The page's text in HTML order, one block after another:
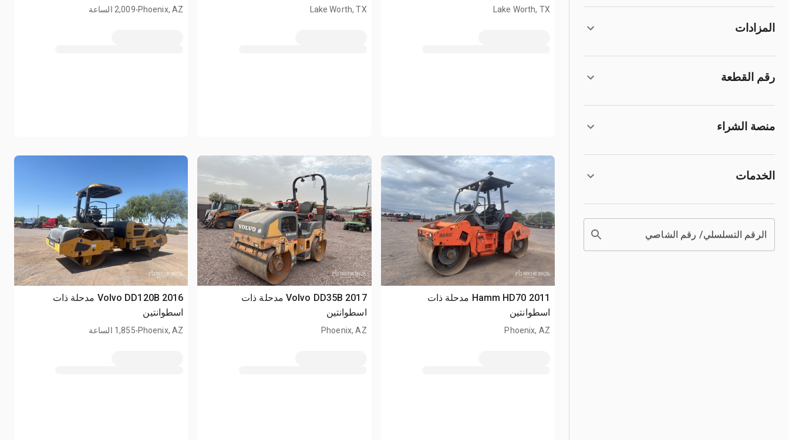
المزادات
رقم القطعة
منصة الشراء
الخدمات
الرقم التسلسلي/ رقم الشاصي
Lake Worth, TX
Lake Worth, TX
Phoenix, AZ
.2,009 الساعة
2011 Hamm HD70 مدحلة ذات
اسطوانتين
Phoenix, AZ
2017 Volvo DD35B مدحلة ذات
اسطوانتين
Phoenix, AZ
2016 Volvo DD120B مدحلة ذات
اسطوانتين
Phoenix, AZ
.1,855 الساعة